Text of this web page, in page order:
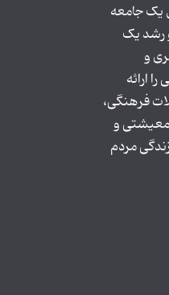
یک جامعه
رشد یک
و
ارائه
فرهنگی،
و
مردم